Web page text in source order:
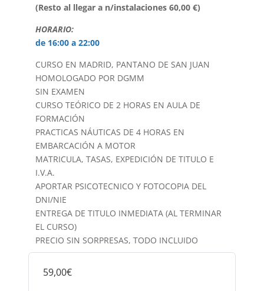
(Resto al llegar a n/instalaciones 60,00 €)
HORARIO:
de 16:00 a 22:00
CURSO EN MADRID, PANTANO DE SAN JUAN
HOMOLOGADO POR DGMM
SIN EXAMEN
CURSO TEÓRICO DE 2 HORAS EN AULA DE
FORMACIÓN
PRACTICAS NÁUTICAS DE 4 HORAS EN
EMBARCACIÓN A MOTOR
MATRICULA, TASAS, EXPEDICIÓN DE TITULO E
I.V.A.
APORTAR PSICOTECNICO Y FOTOCOPIA DEL
DNI/NIE
ENTREGA DE TITULO INMEDIATA (AL TERMINAR
EL CURSO)
PRECIO SIN SORPRESAS, TODO INCLUIDO
59,00€